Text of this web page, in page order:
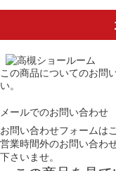
この商品についてのお問
い。
メールでのお問い合わせ
お問い合わせフォームは
営業時間外のお問い合わ
下さいませ。